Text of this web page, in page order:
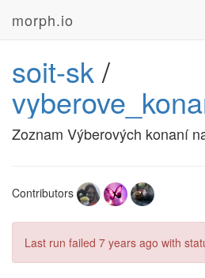
morph.io
soit-sk/
Zoznam Výberových konaní
Contributors
Last run failed 7 years ago with
04.09.2019
04.09.2019
03.09.2019
03.09.2019